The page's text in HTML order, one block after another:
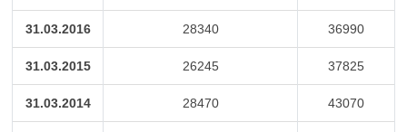
31.03.2016 28340 36990
31.03.2015 26245 37825
31.03.2014 28470 43070